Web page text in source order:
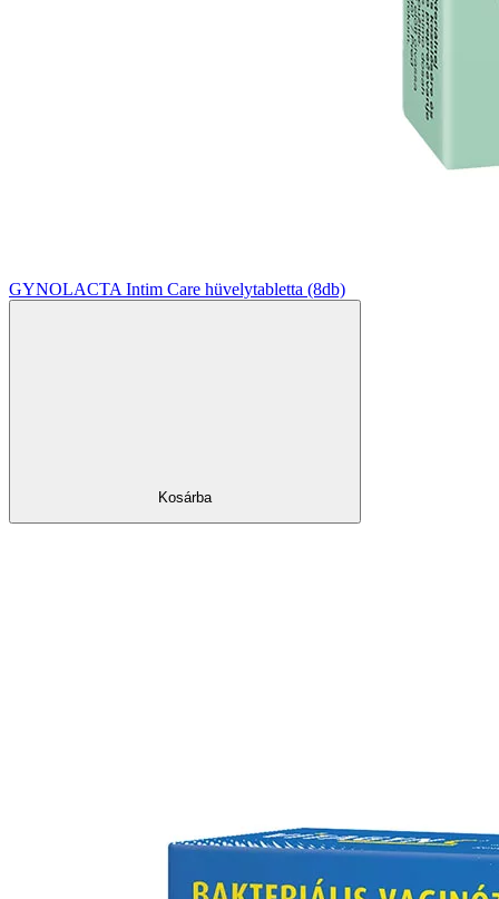
GYNOLACTA Intim Care hüvelytabletta (8db)
Kosárba